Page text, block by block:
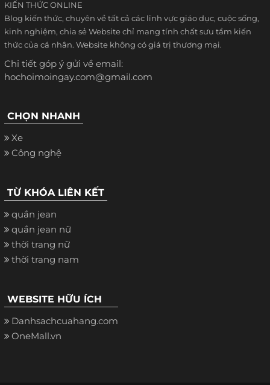
KIẾN THỨC ONLINE
Blog kiến thức, chuyên về tất cả các lĩnh vực giáo dục, cuộc sống,
kinh nghiệm, chia sẻ Website chỉ mang tính chất sưu tầm kiến
thức của cá nhân. Website không có giá trị thương mại.
Chi tiết góp ý gửi về email:
hochoimoingay.com@gmail.com
CHỌN NHANH
Xe
Công nghệ
TỪ KHÓA LIÊN KẾT
quần jean
quần jean nữ
thời trang nữ
thời trang nam
WEBSITE HỮU ÍCH
Danhsachcuahang.com
OneMall.vn